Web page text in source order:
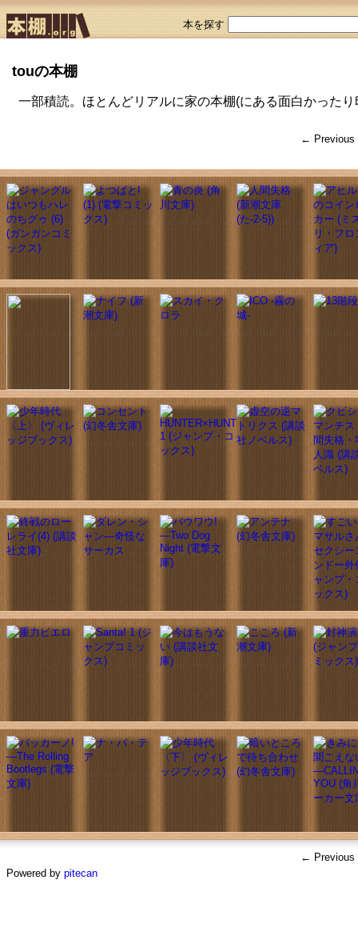
本を探す
touの本棚
一部積読。ほとんどリアルに家の本棚(にある面白かった
← Previous
← Previous
Powered by pitecan